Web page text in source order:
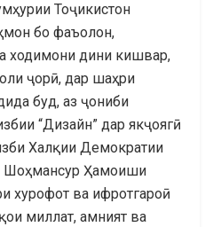
Тоҷикистон
бо фаъолон,
ходимони дини кишвар,
ҷорӣ, дар шаҳри
буд, аз ҷониби
“Дизайн” дар якҷоягӣ
Халқии Демократии
Шоҳмансур Ҳамоиши
хурофот ва ифротгароӣ
миллат, амният ва